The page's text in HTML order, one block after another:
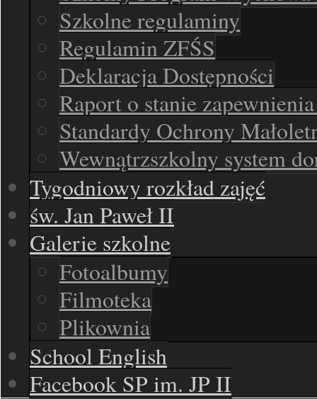
Szkolne regulaminy
Regulamin ZFŚS
Deklaracja Dostępności
Raport o stanie
Standardy Ochrony
Wewnątrzszkolny system
Tygodniowy rozkład zajęć
św. Jan Paweł II
Galerie szkolne
Fotoalbumy
Filmoteka
Plikownia
School English
Facebook SP im. JP II